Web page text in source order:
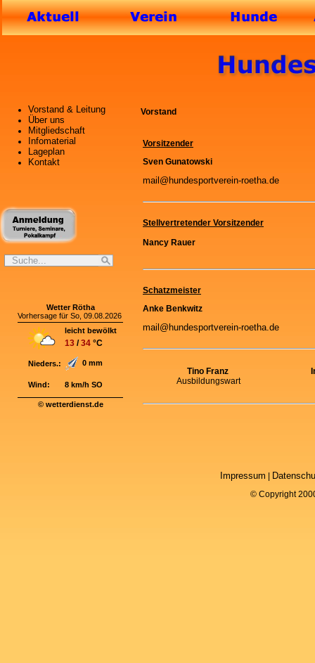
Vorstand & Leitung
Über uns
Mitgliedschaft
Infomaterial
Lageplan
Kontakt
Vorstand
Vorsitzender
Sven Gunatowski
mail@hundesportverein-roetha.de
Stellvertretender Vorsitzender
Nancy Rauer
Schatzmeister
Anke Benkwitz
mail@hundesportverein-roetha.de
Tino Franz
Ausbildungswart
Wetter Rötha
Vorhersage für So, 09.08.2026
leicht bewölkt
13 /34 °C
Nieders.: 0 mm
Wind: 8 km/h SO
© wetterdienst.de
Impressum
© Copyright